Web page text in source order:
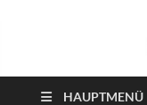
das
HAUPTMENÜ